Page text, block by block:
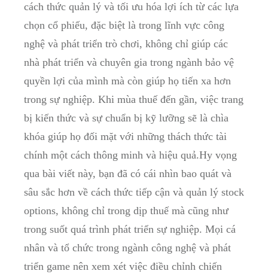
cách thức quản lý và​ tối ưu ⁢hóa ⁣lợi ích‍ từ ⁢các lựa
chọn ⁤cổ ‌phiếu, đặc biệt​ là ‍trong lĩnh ‌vực công
nghệ và ⁣phát triển trò ⁤chơi, không chỉ⁣ giúp các
nhà phát triển ⁣và‍ chuyên ⁣gia trong ngành bảo vệ
quyền lợi ‍của‍ mình mà⁤ còn giúp họ tiến xa hơn‌
trong sự nghiệp. Khi mùa ⁣thuế đến gần, việc trang
bị kiến thức và sự chuẩn bị kỹ lưỡng sẽ là chìa ​
khóa giúp họ đối​ mặt với những thách thức tài ​
chính một‍ cách⁢ thông minh và⁣ hiệu‍ quả.Hy vọng
qua⁤ bài viết này, bạn đã ⁢có cái nhìn ‌bao quát và
sâu sắc⁢ hơn ‌về cách thức tiếp⁣ cận và quản lý stock
options, không⁢ chỉ trong dịp thuế mà cũng‍ như
trong suốt‌ quá trình​ phát triển sự ‌nghiệp. Mọi cá
nhân và tổ⁢ chức⁢ trong ngành công nghệ và phát⁣
triển game nên xem xét việc điều chỉnh chiến